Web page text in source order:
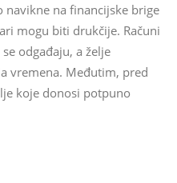
navikne na financijske brige
mogu biti drukčije. Računi
odgađaju, a želje
vremena. Međutim, pred
koje donosi potpuno